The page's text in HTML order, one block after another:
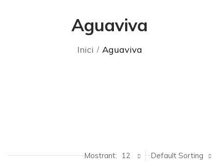
Aguaviva
Inici Aguaviva
Default Sorting
Mostrant: 12